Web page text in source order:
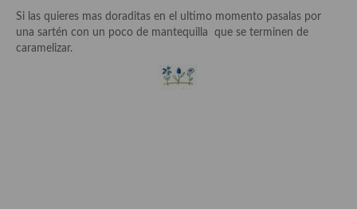
Bocadillos, hamburguesas, sándwich, emparedados, tostas y
Si las quieres mas doraditas en el ultimo momento pasalas por
una sartén con un poco de mantequilla que se terminen de
caramelizar.